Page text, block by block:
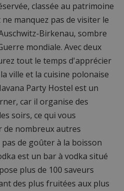
classée au patrimoine
ne manquez pas de visiter le
Birkenau, sombre
mondiale. Avec deux
tout le temps d'apprécier
ville et la cuisine polonaise
Party Hostel est un
car il organise des
soirs, ce qui vous
nombreux autres
de goûter à la boisson
est un bar à vodka situé
plus de 100 saveurs
des plus fruitées aux plus